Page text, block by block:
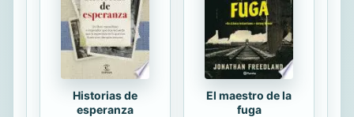
VI, Asia y lo que quedaba...
Historias de
esperanza
El maestro de la
fuga